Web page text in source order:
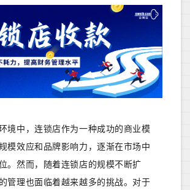
境中，连锁店作为一种成功的商业模
模效应和品牌影响力，逐渐在市场中
。然而，随着连锁店的规模不断扩
管理也面临着越来越多的挑战。对于